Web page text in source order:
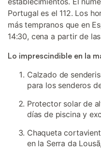
Portugal es el 112. Los
más tempranos que en
14:30, cena a partir de
Lo imprescindible en la
Calzado de
para los senderos
Protector solar de
días de piscina y
Chaqueta
en la Serra da